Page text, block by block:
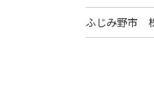
ふじみ野市